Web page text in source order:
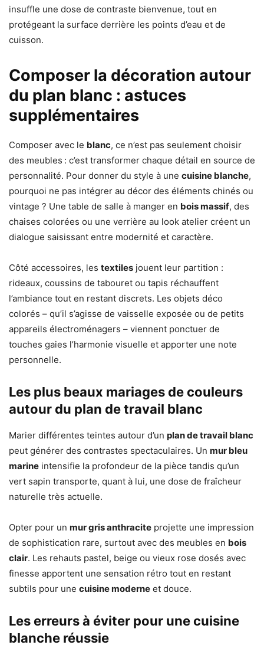
insuffle une dose de contraste bienvenue, tout en
protégeant la surface derrière les points d’eau et de
cuisson.
Composer la décoration autour
du plan blanc : astuces
supplémentaires
Composer avec le blanc, ce n’est pas seulement choisir
des meubles : c’est transformer chaque détail en source de
personnalité. Pour donner du style à une cuisine blanche,
pourquoi ne pas intégrer au décor des éléments chinés ou
vintage ? Une table de salle à manger en bois massif, des
chaises colorées ou une verrière au look atelier créent un
dialogue saisissant entre modernité et caractère.
Côté accessoires, les textiles jouent leur partition :
rideaux, coussins de tabouret ou tapis réchauffent
l’ambiance tout en restant discrets. Les objets déco
colorés – qu’il s’agisse de vaisselle exposée ou de petits
appareils électroménagers – viennent ponctuer de
touches gaies l’harmonie visuelle et apporter une note
personnelle.
Les plus beaux mariages de couleurs
autour du plan de travail blanc
Marier différentes teintes autour d’un plan de travail blanc
peut générer des contrastes spectaculaires. Un mur bleu
marine intensifie la profondeur de la pièce tandis qu’un
vert sapin transporte, quant à lui, une dose de fraîcheur
naturelle très actuelle.
Opter pour un mur gris anthracite projette une impression
de sophistication rare, surtout avec des meubles en bois
clair. Les rehauts pastel, beige ou vieux rose dosés avec
finesse apportent une sensation rétro tout en restant
subtils pour une cuisine moderne et douce.
Les erreurs à éviter pour une cuisine
blanche réussie